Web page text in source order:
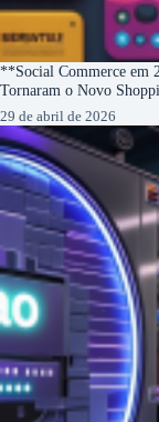
**Social Commerce em
Tornaram o Novo
29 de abril de 2026